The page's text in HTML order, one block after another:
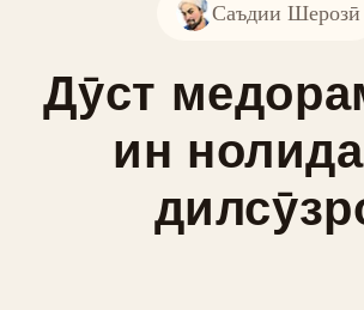
Саъдии Шерозӣ
Дӯст
ин